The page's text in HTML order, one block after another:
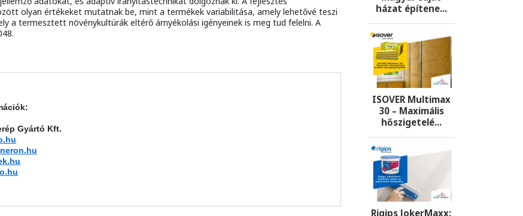
olyan értékeket mutatnak be, mint a termékek variabilitása, amely lehetővé teszi
a termesztett növénykultúrák eltérő árnyékolási igényeinek is meg tud felelni. A
Gyártó Kft.
házat építene...
ISOVER Multimax
30 – Maximális
hőszigetelé...
Rigips JokerMaxx: